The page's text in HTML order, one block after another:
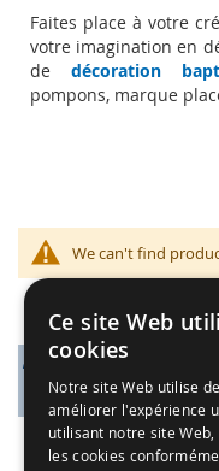
Faites place à votre
votre imagination en
dedécoration
pompons, marque
We can't find
Ce site Web
cookies
Notre site Web utilise
améliorer l'expérience
utilisant notre site Web,
les cookies